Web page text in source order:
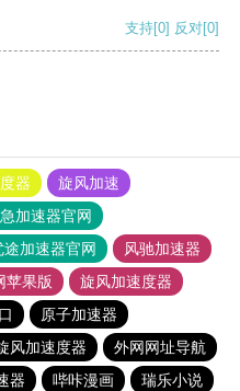
支持[0] 反对[0]
器
旋风加速
加速器官网
途加速器官网
风驰加速器
苹果版
旋风加速度器
原子加速器
风加速度器
外网网址导航
器 哔咔漫画
瑞乐小说